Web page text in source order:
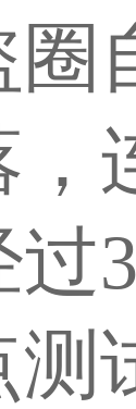
圈
，